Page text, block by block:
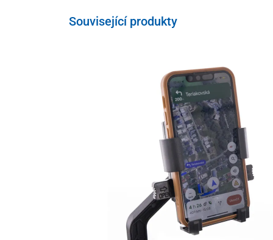
Skútr je vyroben s využitím nejmodernějších
běžné nákupy, jakož i nadelší a náročnější jízdy nebo
Je vybaven vnějším úložným boxemza sedadlem
Dodatečný úložný prostor se potom nachází i
Související produkty